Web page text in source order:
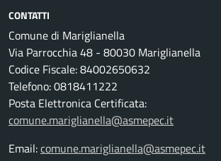
CONTATTI
Comune di Mariglianella
Via Parrocchia 48 - 80030 Mariglianella
Codice Fiscale: 84002650632
Telefono: 0818411222
Posta Elettronica Certificata:
comune.mariglianella@asmepec.it
Email:comune.mariglianella@asmepec.it